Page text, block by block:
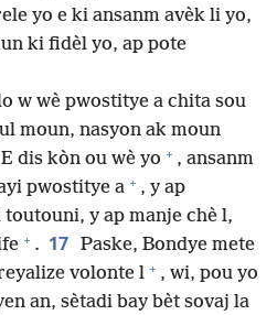
yo e ki ansanm avèk li yo,
ki fidèl yo, ap pote
w wè pwostitye a chita sou
moun, nasyon ak moun
E dis kòn ou wè yo + , ansanm
pwostitye a + , y ap
y ap manje chè l,
+ . 17 Paske, Bondye mete
volonte l + , wi, pou yo
an, sètadi bay bèt sovaj la